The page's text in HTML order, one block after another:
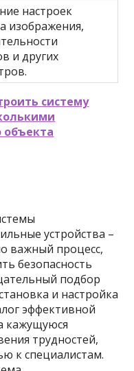
настроек
изображения,
и других
систему
устройства –
важный процесс,
безопасность
подбор
и настройка
эффективной
кажущуюся
трудностей,
к специалистам.